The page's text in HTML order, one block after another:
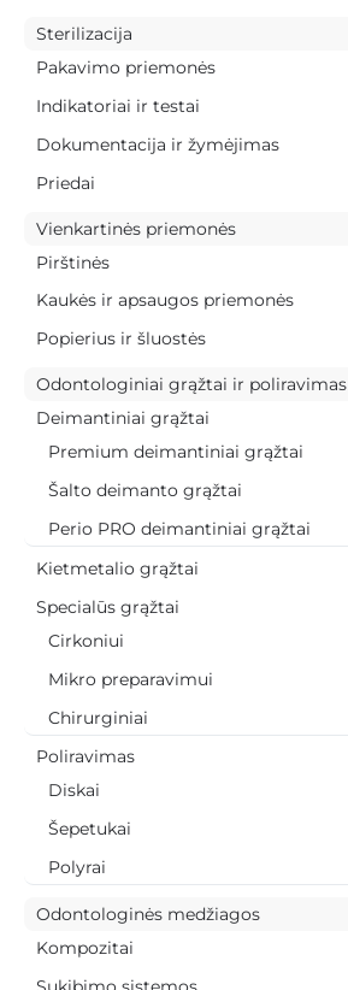
Sterilizacija
Pakavimo priemonės
Indikatoriai ir testai
Dokumentacija ir žymėjimas
Priedai
Vienkartinės priemonės
Pirštinės
Kaukės ir apsaugos priemonės
Popierius ir šluostės
Odontologiniai grąžtai ir poliravimas
Deimantiniai grąžtai
Premium deimantiniai grąžtai
Šalto deimanto grąžtai
Perio PRO deimantiniai grąžtai
Kietmetalio grąžtai
Specialūs grąžtai
Cirkoniui
Mikro preparavimui
Chirurginiai
Poliravimas
Diskai
Šepetukai
Polyrai
Odontologinės medžiagos
Kompozitai